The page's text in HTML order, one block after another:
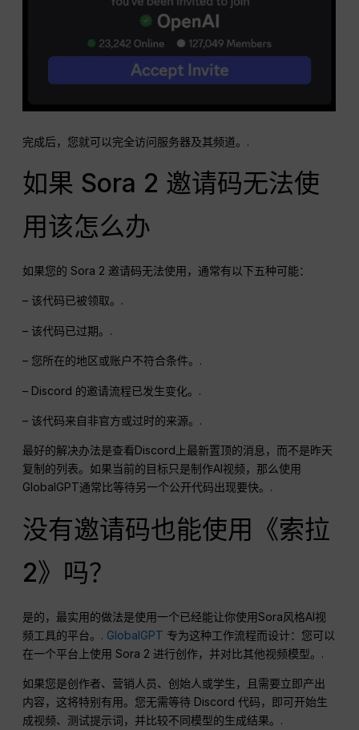
完成后，您就可以完全访问服务器及其频道。.
如果 Sora 2 邀请码无法使
用该怎么办
如果您的 Sora 2 邀请码无法使用，通常有以下五种可能：
– 该代码已被领取。.
– 该代码已过期。.
– 您所在的地区或账户不符合条件。.
– Discord 的邀请流程已发生变化。.
– 该代码来自非官方或过时的来源。.
最好的解决办法是查看Discord上最新置顶的消息，而不是昨天
复制的列表。如果当前的目标只是制作AI视频，那么使用
GlobalGPT通常比等待另一个公开代码出现要快。.
没有邀请码也能使用《索拉
2》吗？
是的，最实用的做法是使用一个已经能让你使用Sora风格AI视
频工具的平台。. GlobalGPT 专为这种工作流程而设计：您可以
在一个平台上使用 Sora 2 进行创作，并对比其他视频模型。.
如果您是创作者、营销人员、创始人或学生，且需要立即产出
内容，这将特别有用。您无需等待 Discord 代码，即可开始生
成视频、测试提示词，并比较不同模型的生成结果。.